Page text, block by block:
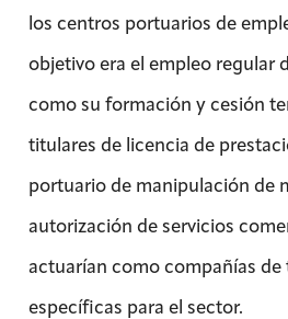
los centros portuarios de
objetivo era el empleo regular
como su formación y cesión
titulares de licencia de
portuario de manipulación de
autorización de servicios
actuarían como compañías
específicas para el sector.